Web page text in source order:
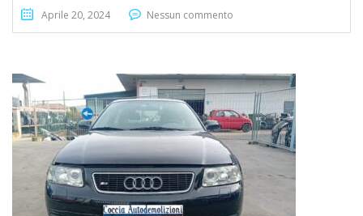
Aprile 20, 2024 Nessun commento